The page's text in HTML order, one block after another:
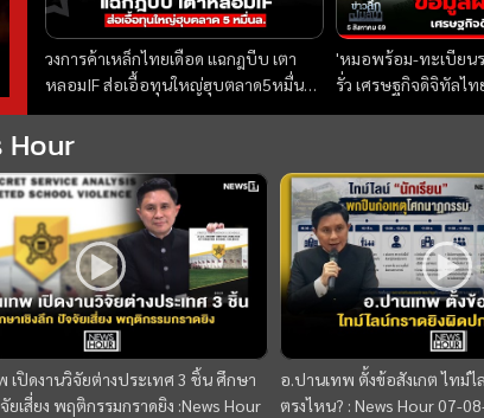
วงการค้าเหล็กไทยเดือด แฉกฎบีบ เตา
หลอมIF ส่อเอื้อทุนใหญ่ฮุบตลาด5หมื่นล. :
ถอนหมุดข่าว 07/08/69
'หมอพร้อม-ทะเบียน
รั่ว เศรษฐกิจดิจิทัลไท
Hour
เปิดงานวิจัยต่างประเทศ 3 ชิ้น ศึกษา
ยเสี่ยง พฤติกรรมกราดยิง :News Hour
อ.ปานเทพ ตั้งข้อสังเกต ไทม์
ตรงไหน? : News Hour 07-